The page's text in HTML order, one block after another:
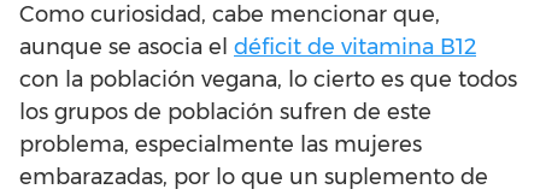
Como curiosidad, cabe mencionar que,
aunque se asocia el déficit de vitamina B12
con la población vegana, lo cierto es que todos
los grupos de población sufren de este
problema, especialmente las mujeres
embarazadas, por lo que un suplemento de